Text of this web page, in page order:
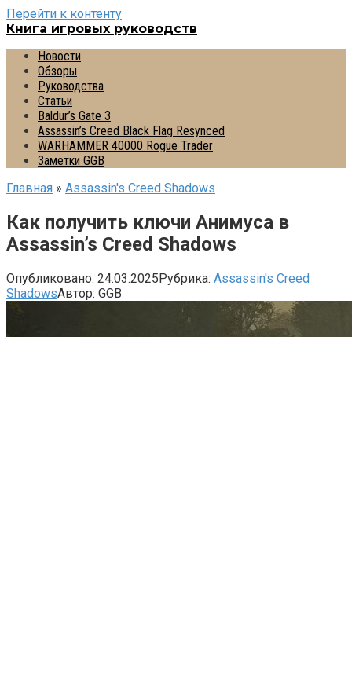
Перейти к контенту
Книга игровых руководств
Новости
Обзоры
Руководства
Статьи
Baldur’s Gate 3
Assassin’s Creed Black Flag Resynced
WARHAMMER 40000 Rogue Trader
Заметки GGB
Главная » Assassin's Creed Shadows
Как получить ключи Анимуса в
Assassin’s Creed Shadows
Опубликовано: 24.03.2025Рубрика: Assassin's Creed
ShadowsАвтор: GGB